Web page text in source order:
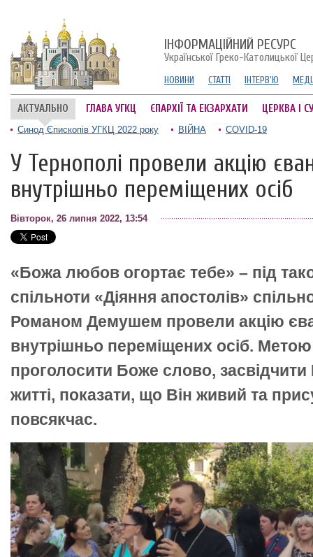
ІНФОРМАЦІЙНИЙ РЕСУРС
Української Греко-Католицької
НОВИНИ СТАТТІ ІНТЕРВ'Ю
АКТУАЛЬНО ГЛАВА УГКЦ ЄПАРХІЇ ТА ЕКЗАРХАТИ ЦЕРКВА І
Синод Єпископів УГКЦ 2022 року ВІЙНА COVID-19
У Тернополі провели акцію
внутрішньо переміщених осіб
Вівторок, 26 липня 2022, 13:54
«Божа любов огортає тебе» – під
спільноти «Діяння апостолів»
Романом Демушем провели акцію
внутрішньо переміщених осіб.
проголосити Боже слово,
житті, показати, що Він живий та
повсякчас.